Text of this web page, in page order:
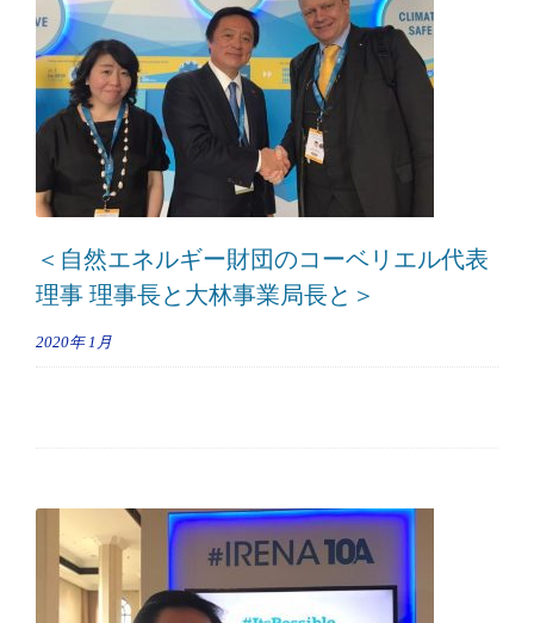
＜自然エネルギー財団のコーベリエル代表
理事 理事長と大林事業局長と＞
2020年 1月